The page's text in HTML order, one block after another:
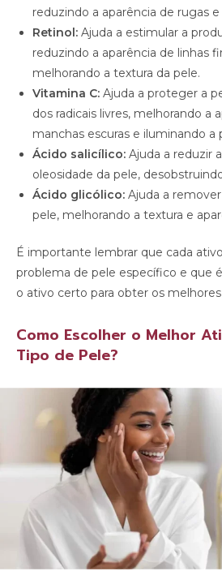
reduzindo a aparência de rugas e
Retinol: Ajuda a estimular a
reduzindo a aparência de linhas
melhorando a textura da pele.
Vitamina C: Ajuda a proteger a
dos radicais livres, melhorando a
manchas escuras e iluminando a
Ácido salicílico: Ajuda a reduzir
oleosidade da pele,
Ácido glicólico: Ajuda a
pele, melhorando a textura e
É importante lembrar que cada
problema de pele específico e que
o ativo certo para obter os
Como Escolher o Melhor
Tipo de Pele?